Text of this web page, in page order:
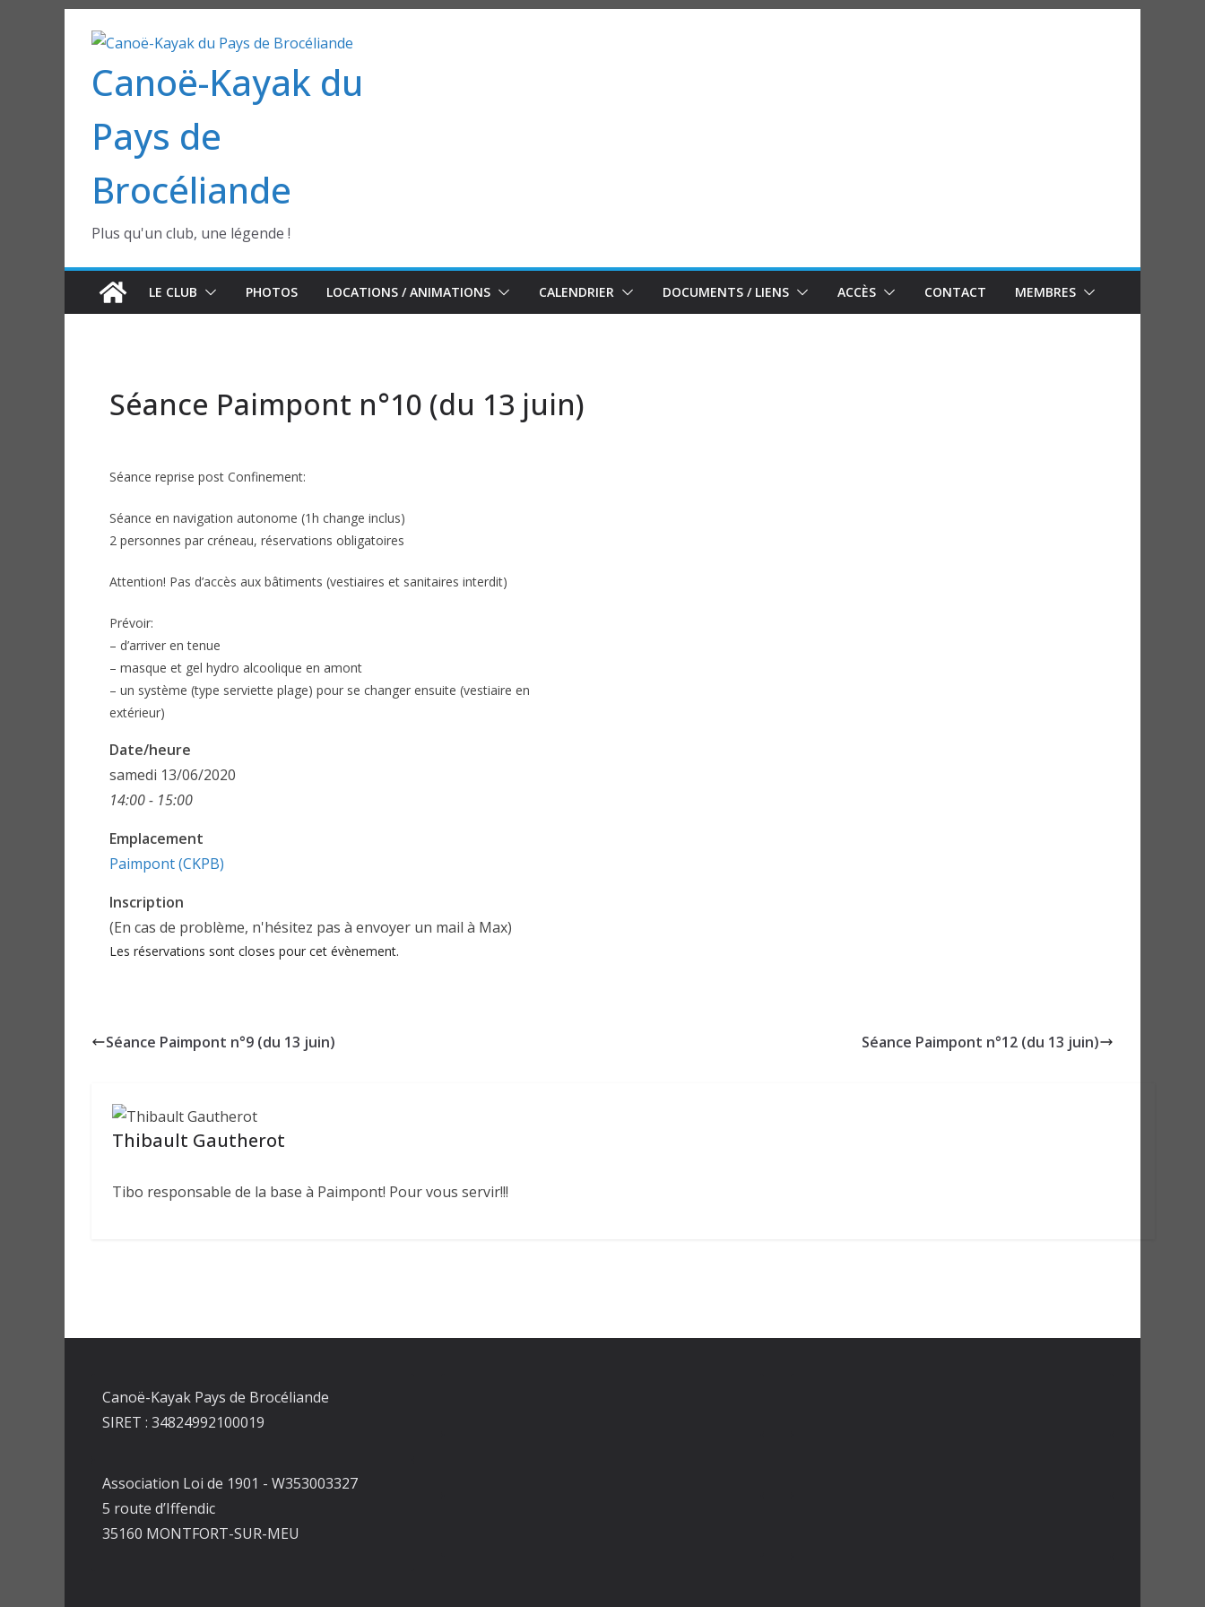
contenuCanoë-Kayak du
Pays de
Brocéliande
Plus qu'un club, une légende !
LE CLUB PHOTOS LOCATIONS / ANIMATIONS CALENDRIER DOCUMENTS / LIENS ACCÈS CONTACT MEMBRES
Séance Paimpont n°10 (du 13 juin)
Séance reprise post Confinement:
Séance en navigation autonome (1h change inclus)
2 personnes par créneau, réservations obligatoires
Attention! Pas d’accès aux bâtiments (vestiaires et sanitaires interdit)
Prévoir:
– d’arriver en tenue
– masque et gel hydro alcoolique en amont
– un système (type serviette plage) pour se changer ensuite (vestiaire en
extérieur)
Date/heure
samedi 13/06/2020
14:00 - 15:00
Emplacement
Paimpont (CKPB)
Inscription
(En cas de problème, n'hésitez pas à envoyer un mail à Max)
Les réservations sont closes pour cet évènement.
Séance Paimpont n°9 (du 13 juin) Séance Paimpont n°12 (du 13 juin)
Thibault Gautherot
Tibo responsable de la base à Paimpont! Pour vous servir!!!
Canoë-Kayak Pays de Brocéliande
SIRET : 34824992100019
Association Loi de 1901 - W353003327
5 route d’Iffendic
35160 MONTFORT-SUR-MEU